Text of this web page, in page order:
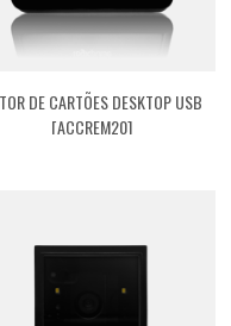
DE CARTÕES DESKTOP USB
[ACCREM20]